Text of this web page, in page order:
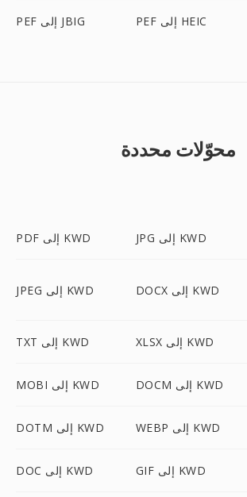
PEF إلى JBIG PEF إلى HEIC
محوّلات محددة
PDF إلى KWD JPG إلى KWD
JPEG إلى KWD DOCX إلى KWD
TXT إلى KWD XLSX إلى KWD
MOBI إلى KWD DOCM إلى KWD
DOTM إلى KWD WEBP إلى KWD
DOC إلى KWD GIF إلى KWD